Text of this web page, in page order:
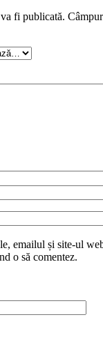
fi publicată.
emailul și site-ul
o să comentez.